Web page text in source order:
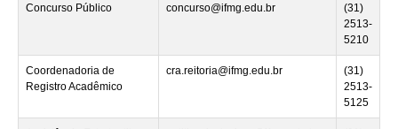
Concurso Público concurso@ifmg.edu.br
(31)
2513-
5210
Coordenadoria de
Registro Acadêmico
cra.reitoria@ifmg.edu.br
(31)
2513-
5125